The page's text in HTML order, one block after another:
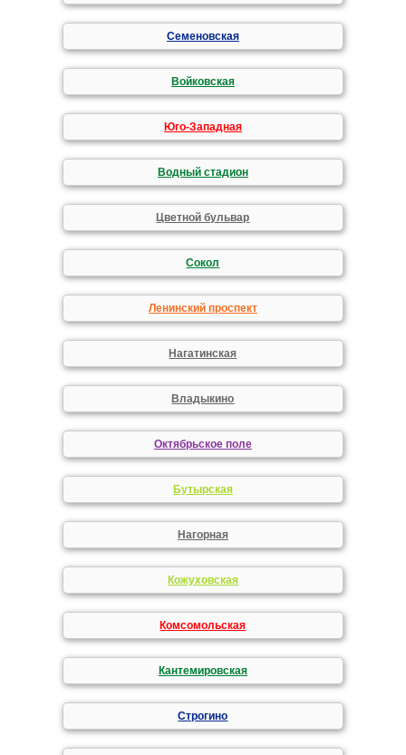
Семеновская
Войковская
Юго-Западная
Водный стадион
Цветной бульвар
Сокол
Ленинский проспект
Нагатинская
Владыкино
Октябрьское поле
Бутырская
Нагорная
Кожуховская
Комсомольская
Кантемировская
Строгино